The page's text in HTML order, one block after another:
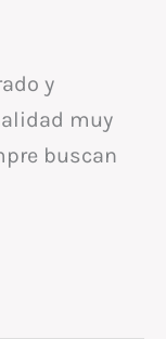
y
muy
buscan